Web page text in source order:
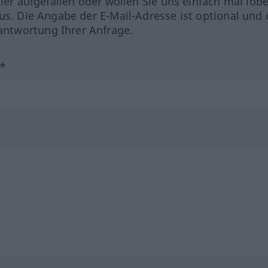
Die Angabe der E-Mail-Adresse ist optional und
Ihrer Anfrage.